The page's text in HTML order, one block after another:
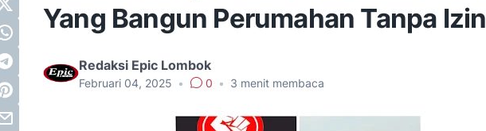
Yang Bangun Perumahan Tanpa Izin
Redaksi Epic Lombok
Februari 04, 2025 • 0 • 3 menit membaca